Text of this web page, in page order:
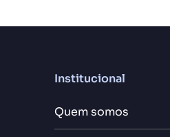
Institucional
Quem somos